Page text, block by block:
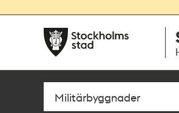
navigationen
huvudinnehållet
Sök